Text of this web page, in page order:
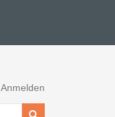
Anmelden